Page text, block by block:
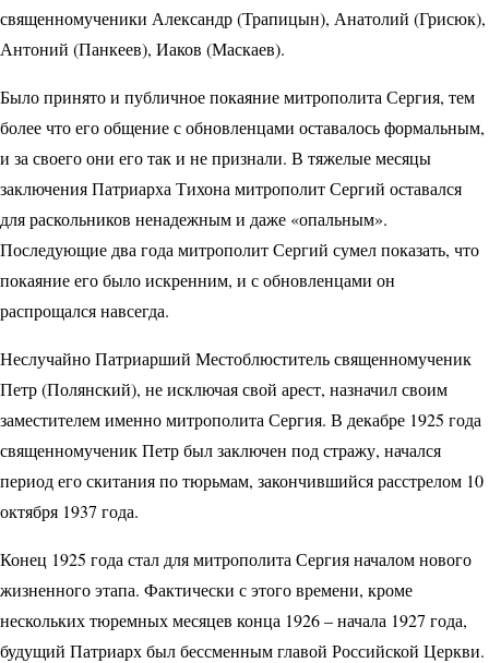
священномученики Александр (Трапицын), Анатолий (Грисюк),
Антоний (Панкеев), Иаков (Маскаев).
Было принято и публичное покаяние митрополита Сергия, тем
более что его общение с обновленцами оставалось формальным,
и за своего они его так и не признали. В тяжелые месяцы
заключения Патриарха Тихона митрополит Сергий оставался
для раскольников ненадежным и даже «опальным».
Последующие два года мит­рополит Сергий сумел показать, что
покаяние его было искренним, и с обновленцами он
распрощался навсегда.
Неслучайно Патриарший Местоблюститель священномученик
Петр (Полянский), не исключая свой арест, назначил своим
заместителем именно митрополита Сергия. В декабре 1925 года
священномученик Петр был заключен под стражу, начался
период его скитания по тюрьмам, закончившийся расстрелом 10
октября 1937 года.
Конец 1925 года стал для митрополита Сергия началом нового
жизненного этапа. Фактически с этого времени, кроме
нескольких тюремных месяцев конца 1926 – начала 1927 года,
будущий Патриарх был бессменным главой Российской Церкви.